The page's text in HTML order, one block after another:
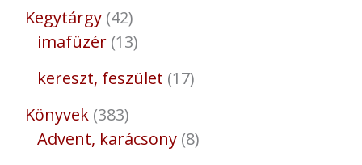
Kegytárgy 42
imafüzér 13
kereszt, feszület 17
Könyvek 383
Advent, karácsony 8